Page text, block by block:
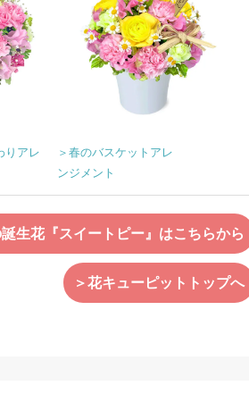
りアレ
＞春のバスケットアレ
ンジメント
誕生花『スイートピー』はこちらから
＞花キューピットトップへ